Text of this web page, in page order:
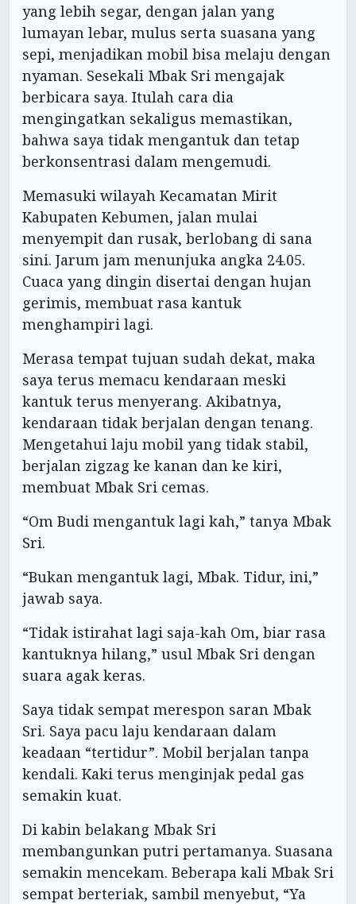
yang lebih segar, dengan jalan yang
lumayan lebar, mulus serta suasana yang
sepi, menjadikan mobil bisa melaju dengan
nyaman. Sesekali Mbak Sri mengajak
berbicara saya. Itulah cara dia
mengingatkan sekaligus memastikan,
bahwa saya tidak mengantuk dan tetap
berkonsentrasi dalam mengemudi.
Memasuki wilayah Kecamatan Mirit
Kabupaten Kebumen, jalan mulai
menyempit dan rusak, berlobang di sana
sini. Jarum jam menunjuka angka 24.05.
Cuaca yang dingin disertai dengan hujan
gerimis, membuat rasa kantuk
menghampiri lagi.
Merasa tempat tujuan sudah dekat, maka
saya terus memacu kendaraan meski
kantuk terus menyerang. Akibatnya,
kendaraan tidak berjalan dengan tenang.
Mengetahui laju mobil yang tidak stabil,
berjalan zigzag ke kanan dan ke kiri,
membuat Mbak Sri cemas.
“Om Budi mengantuk lagi kah,” tanya Mbak
Sri.
“Bukan mengantuk lagi, Mbak. Tidur, ini,”
jawab saya.
“Tidak istirahat lagi saja-kah Om, biar rasa
kantuknya hilang,” usul Mbak Sri dengan
suara agak keras.
Saya tidak sempat merespon saran Mbak
Sri. Saya pacu laju kendaraan dalam
keadaan “tertidur”. Mobil berjalan tanpa
kendali. Kaki terus menginjak pedal gas
semakin kuat.
Di kabin belakang Mbak Sri
membangunkan putri pertamanya. Suasana
semakin mencekam. Beberapa kali Mbak Sri
sempat berteriak, sambil menyebut, “Ya